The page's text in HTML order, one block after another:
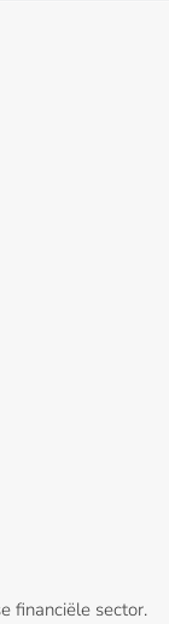
financiële sector.